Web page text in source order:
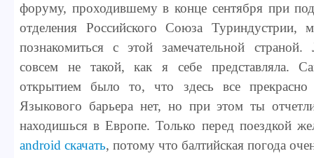
форуму, проходившему в конце сентября при
отделения Российского Союза Туриндустрии,
познакомиться с этой замечательной страной.
совсем не такой, как я себе представляла.
открытием было то, что здесь все прекрасно
Языкового барьера нет, но при этом ты
находишься в Европе. Только перед поездкой
android скачать, потому что балтийская погода